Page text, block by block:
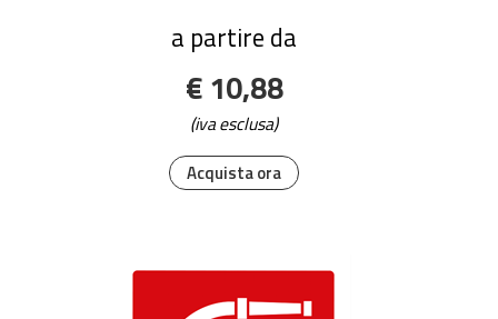
Acquista ora
a partire da
€ 10,88
(iva esclusa)